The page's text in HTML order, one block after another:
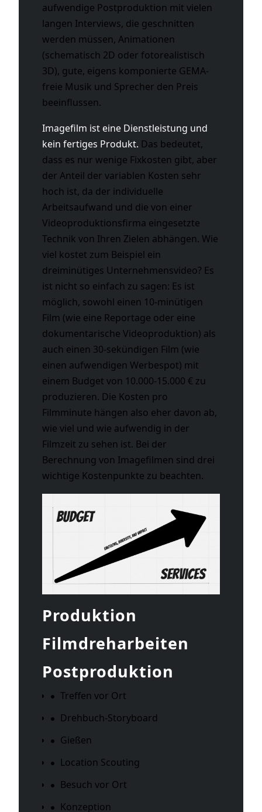
aufwendige Postproduktion mit vielen
langen Interviews, die geschnitten
werden müssen, Animationen
(schematisch 2D oder fotorealistisch
3D), gute, eigens komponierte GEMA-
freie Musik und Sprecher den Preis
beeinflussen.
Imagefilm ist eine Dienstleistung und
kein fertiges Produkt. Das bedeutet,
dass es nur wenige Fixkosten gibt, aber
der Anteil der variablen Kosten sehr
hoch ist, da der individuelle
Arbeitsaufwand und die von einer
Videoproduktionsfirma eingesetzte
Technik von Ihren Zielen abhängen. Wie
viel kostet zum Beispiel ein
dreiminütiges Unternehmensvideo? Es
ist nicht so einfach zu sagen: Es ist
möglich, sowohl einen 10-minütigen
Film (wie eine Reportage oder eine
dokumentarische Videoproduktion) als
auch einen 30-sekündigen Film (wie
einen aufwendigen Werbespot) mit
einem Budget von 10.000-15.000 € zu
produzieren. Die Kosten pro
Filmminute hängen also eher davon ab,
wie viel und wie aufwendig in der
Filmzeit zu sehen ist. Bei der
Berechnung von Imagefilmen sind drei
wichtige Kostenpunkte zu beachten.
Produktion
Filmdreharbeiten
Postproduktion
Treffen vor Ort
Drehbuch-Storyboard
Gießen
Location Scouting
Besuch vor Ort
Konzeption